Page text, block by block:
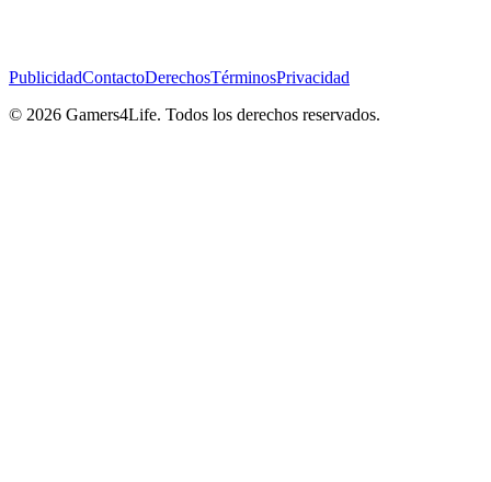
PublicidadContactoDerechosTérminosPrivacidad
© 2026 Gamers4Life. Todos los derechos reservados.